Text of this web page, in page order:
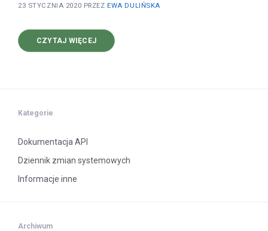
23 STYCZNIA 2020 PRZEZEWA DULIŃSKA
CZYTAJ WIĘCEJO
NOWA
WERSJA
Kategorie
Dokumentacja API
Dziennik zmian systemowych
Informacje inne
Archiwum